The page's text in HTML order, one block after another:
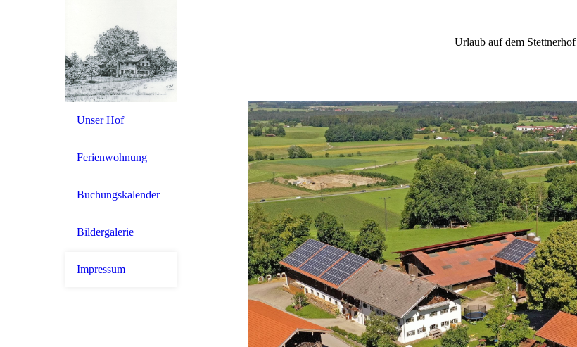
Urlaub auf dem Stettnerhof
Unser Hof
Ferienwohnung
Buchungskalender
Bildergalerie
Impressum